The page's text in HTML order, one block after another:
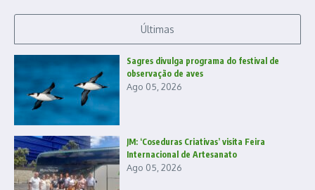
Últimas
Sagres divulga programa do festival de
observação de aves
Ago 05, 2026
JM: ‘Coseduras Criativas’ visita Feira
Internacional de Artesanato
Ago 05, 2026